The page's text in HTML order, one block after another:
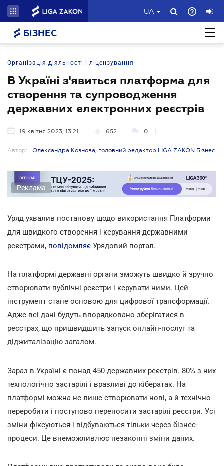
UA
БІЗНЕС
Організація діяльності і ліцензування
В Україні з'явиться платформа для
створення та супроводження
державних електронних реєстрів
19 квітня 2023, 13:21 652 0
Автор: Олександра Кознова, головний редактор LIGA ZAKON Бізнес
Реклама
Уряд ухвалив постанову щодо використання Платформи
для швидкого створення і керування державними
реєстрами, повідомляє Урядовий портал.
На платформі державні органи зможуть швидко й зручно
створювати публічні реєстри і керувати ними. Цей
інструмент стане основою для цифрової трансформації.
Адже всі дані будуть впорядковано зберігатися в
реєстрах, що пришвидшить запуск онлайн-послуг та
діджиталізацію загалом.
Зараз в Україні є понад 450 державних реєстрів. 80% з них
технологічно застарілі і вразливі до кібератак. На
платформі можна не лише створювати нові, а й технічно
переробити і поступово переносити застарілі реєстри. Усі
зміни фіксуються і відбуваються тільки через бізнес-
процеси. Це внеможливлює незаконні зміни даних.